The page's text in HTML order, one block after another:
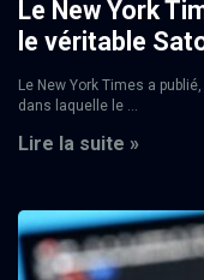
Le New York
le véritable
Le New York Times a
dans laquelle le ...
Lire la suite »